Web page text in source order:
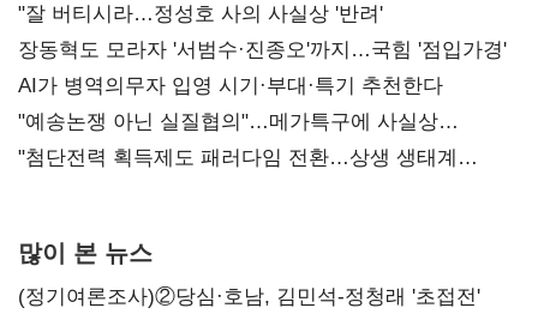
"잘 버티시라…정성호 사의 사실상 '반려'
장동혁도 모라자 '서범수·진종오'까지…국힘 '점입가경'
AI가 병역의무자 입영 시기·부대·특기 추천한다
"예송논쟁 아닌 실질협의"…메가특구에 사실상
'노동유연화'
"첨단전력 획득제도 패러다임 전환…상생 생태계
많이 본 뉴스
(정기여론조사)②당심·호남, 김민석-정청래 '초접전'